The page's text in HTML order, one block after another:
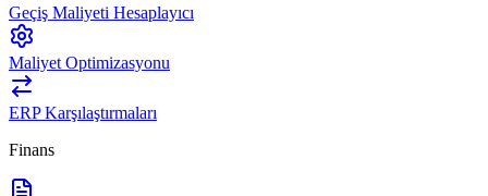
Geçiş Maliyeti Hesaplayıcı
Maliyet Optimizasyonu
ERP Karşılaştırmaları
Finans